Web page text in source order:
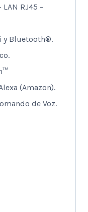
RJ45 –
y Bluetooth®.
(Amazon).
de Voz.